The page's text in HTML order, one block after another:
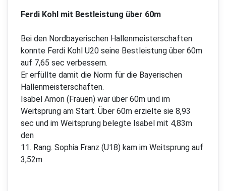
Ferdi Kohl mit Bestleistung über 60m
Bei den Nordbayerischen Hallenmeisterschaften
konnte Ferdi Kohl U20 seine Bestleistung über 60m
auf 7,65 sec verbessern.
Er erfüllte damit die Norm für die Bayerischen
Hallenmeisterschaften.
Isabel Amon (Frauen) war über 60m und im
Weitsprung am Start. Über 60m erzielte sie 8,93
sec und im Weitsprung belegte Isabel mit 4,83m
den
11. Rang. Sophia Franz (U18) kam im Weitsprung auf
3,52m